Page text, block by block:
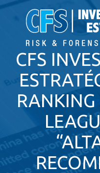
CFS
RANKING